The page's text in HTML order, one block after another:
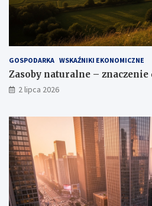
GOSPODARKA WSKAŹNIKI EKONOMICZNE
Zasoby naturalne –
2 lipca 2026